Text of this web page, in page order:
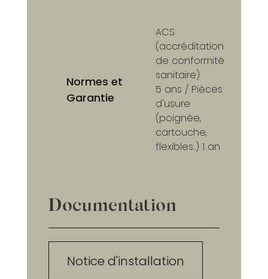
Normes et
Garantie
ACS
(accréditation
de conformité
sanitaire)
5 ans / Pièces
d'usure
(poignée,
cartouche,
flexibles..) 1 an
Documentation
Notice d'installation